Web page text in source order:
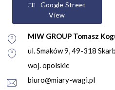
Google Street
View
MIW GROUP Tomasz
ul. Smaków 9, 49-318
woj. opolskie
biuro@miary-wagi.pl